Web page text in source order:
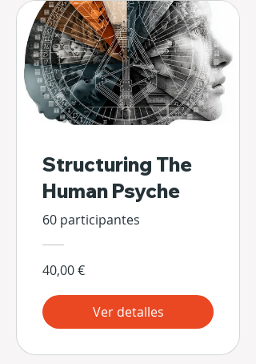
Structuring The
Human Psyche
60 participantes
40,00 €
Ver detalles